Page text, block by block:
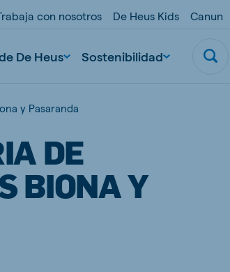
con nosotros De Heus Kids Canun
De Heus Sostenibilidad
y Pasaranda
DE
BIONA Y